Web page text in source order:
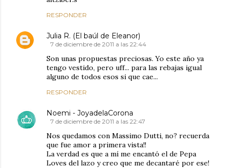
RESPONDER
Julia R. (El baúl de Eleanor)
7 de diciembre de 2011 a las 22:44
Son unas propuestas preciosas. Yo este año ya
tengo vestido, pero uff... para las rebajas igual
alguno de todos esos si que cae...
RESPONDER
Noemi - JoyadelaCorona
7 de diciembre de 2011 a las 22:47
Nos quedamos con Massimo Dutti, no? recuerda
que fue amor a primera vista!!
La verdad es que a mí me encantó el de Pepa
Loves del lazo y creo que me decantaré por ese!